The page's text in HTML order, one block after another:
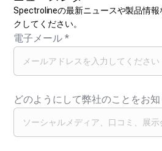
Spectrolineの最新ニュースや製品情報
クしてください。
電子メール*
どのようにして弊社のことをお